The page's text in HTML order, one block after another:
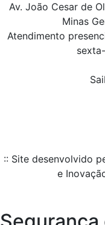
Av. João Cesar de
Minas
Atendimento
:: Site desenvolvido
e